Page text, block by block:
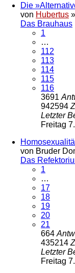
Die
von Hubertus »
Das Brauhaus
1
…
112
113
114
115
116
3691
942594
Letzter
Freitag
von Bruder
Das
1
…
17
18
19
20
21
664
435214
Letzter
Freitag